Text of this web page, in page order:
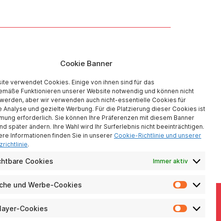
Cookie Banner
verwendet Cookies. Einige von ihnen sind für das
Funktionieren unserer Website notwendig und können nicht
aber wir verwenden auch nicht-essentielle Cookies für
Analyse und gezielte Werbung. Für die Platzierung dieser Cookies ist
erforderlich. Sie können Ihre Präferenzen mit diesem Banner
später ändern. Ihre Wahl wird Ihr Surferlebnis nicht beeinträchtigen.
Informationen finden Sie in unserer Cookie-Richtlinie und unserer
.
Cookies Immer aktiv
und Werbe-Cookies
Werbe-
Cookies
Video-